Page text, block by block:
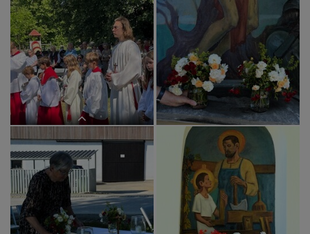
Tobelbader und Liebocher
"ministrieren" zusammen